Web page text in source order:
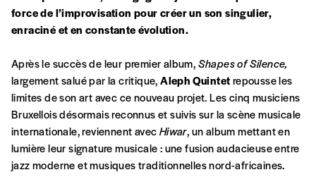
CONNEXION
Mot de passe oublié?
commande
A partir de 2021,Imag, le magazine de
l’interculturel,vous est proposé àPRIX LIBRE.
Le prix libre est un mode de fixation du prix
par l’acheteur d’un bien ou d’un service, qui
peut être une manière pour lui de payer le prix
qu’il estime juste. Dans l’objectif de rendre nos
activités et publications accessibles, et
force de l’improvisation pour créer un son singulier,
enraciné et en constante évolution.
Après le succès de leur premier album,Shapes of Silence,
largement salué par la critique,Aleph Quintetrepousse les
limites de son art avec ce nouveau projet. Les cinq musiciens
Bruxellois désormais reconnus et suivis sur la scène musicale
internationale, reviennent avecHiwar, un album mettant en
lumière leur signature musicale : une fusion audacieuse entre
jazz moderne et musiques traditionnelles nord-africaines.